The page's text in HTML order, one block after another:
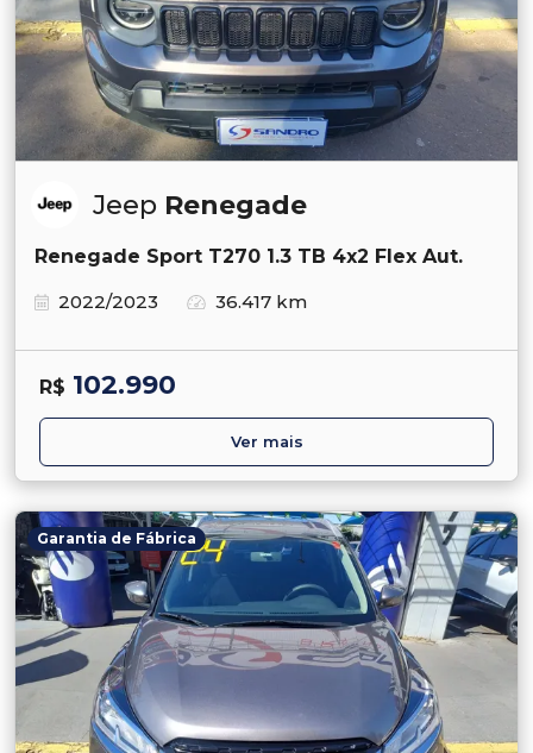
Jeep Renegade
Renegade Sport T270 1.3 TB 4x2 Flex Aut.
2022/2023
36.417 km
R$ 102.990
Ver mais
Garantia de Fábrica